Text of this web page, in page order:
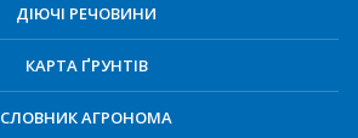
ДІЮЧІ РЕЧОВИНИ
КАРТА ҐРУНТІВ
СЛОВНИК АГРОНОМА